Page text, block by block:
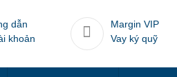
dẫn
khoản
Margin VIP
Vay ký quỹ